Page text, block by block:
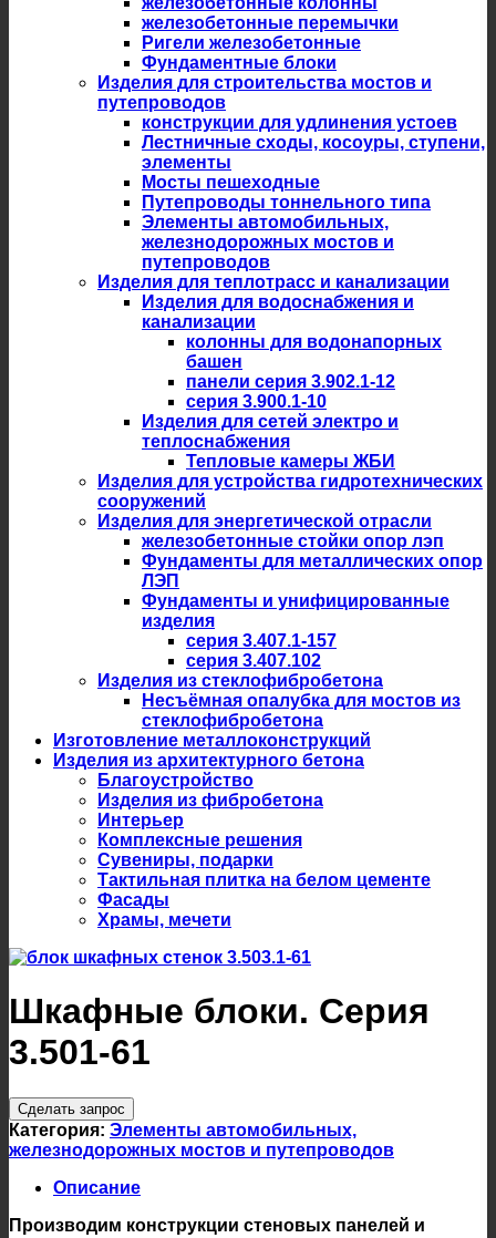
железобетонные перемычки
Ригели железобетонные
Фундаментные блоки
Изделия для строительства мостов и
путепроводов
конструкции для удлинения устоев
Лестничные сходы, косоуры, ступени,
элементы
Мосты пешеходные
Путепроводы тоннельного типа
Элементы автомобильных,
железнодорожных мостов и
путепроводов
Изделия для теплотрасс и канализации
Изделия для водоснабжения и
канализации
колонны для водонапорных
башен
панели серия 3.902.1-12
серия 3.900.1-10
Изделия для сетей электро и
теплоснабжения
Тепловые камеры ЖБИ
Изделия для устройства гидротехнических
сооружений
Изделия для энергетической отрасли
железобетонные стойки опор лэп
Фундаменты для металлических опор
ЛЭП
Фундаменты и унифицированные
изделия
серия 3.407.1-157
серия 3.407.102
Изделия из стеклофибробетона
Несъёмная опалубка для мостов из
стеклофибробетона
Изготовление металлоконструкций
Изделия из архитектурного бетона
Благоустройство
Изделия из фибробетона
Интерьер
Комплексные решения
Сувениры, подарки
Тактильная плитка на белом цементе
Фасады
Храмы, мечети
Шкафные блоки. Серия
3.501-61
Сделать запрос
Категория: Элементы автомобильных,
железнодорожных мостов и путепроводов
Описание
Производим конструкции стеновых панелей и